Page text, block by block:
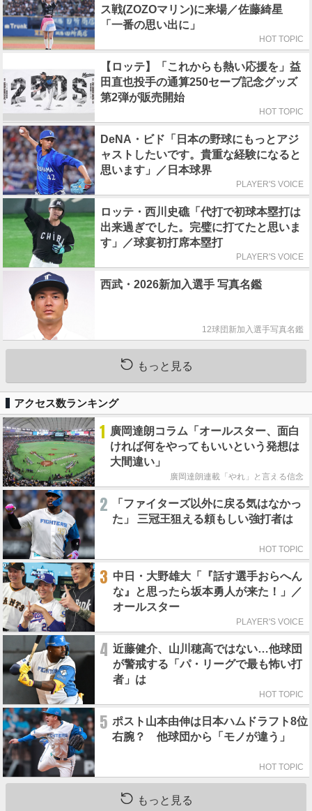
ス戦(ZOZOマリン)に来場／佐藤綺星
「一番の思い出に」
HOT TOPIC
【ロッテ】「これからも熱い応援を」益
田直也投手の通算250セーブ記念グッズ
第2弾が販売開始
HOT TOPIC
DeNA・ビド「日本の野球にもっとアジ
ャストしたいです。貴重な経験になると
思います」／日本球界
PLAYER'S VOICE
ロッテ・西川史礁「代打で初球本塁打は
出来過ぎでした。完璧に打てたと思いま
す」／球宴初打席本塁打
PLAYER'S VOICE
西武・2026新加入選手 写真名鑑
12球団新加入選手写真名鑑
もっと見る
アクセス数ランキング
1 廣岡達朗コラム「オールスター、面白
ければ何をやってもいいという発想は
大間違い」
廣岡達朗連載「やれ」と言える信念
2
「ファイターズ以外に戻る気はなかっ
た」 三冠王狙える頼もしい強打者は
HOT TOPIC
3 中日・大野雄大「『話す選手おらへん
な』と思ったら坂本勇人が来た！」／
オールスター
PLAYER'S VOICE
4 近藤健介、山川穂高ではない…他球団
が警戒する「パ・リーグで最も怖い打
者」は
HOT TOPIC
5 ポスト山本由伸は日本ハムドラフト8位
右腕？ 他球団から「モノが違う」
HOT TOPIC
もっと見る